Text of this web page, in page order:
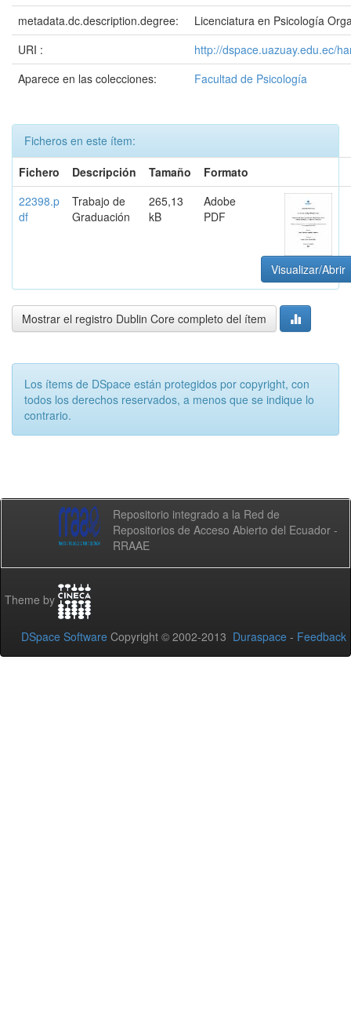
metadata.dc.description.degree:
Licenciatura en Psicología
URI :
http://dspace.uazuay.edu.ec/
Aparece en las colecciones:
Facultad de Psicología
Ficheros en este ítem:
Fichero
Descripción Tamaño
Formato
22398.p
df
Trabajo de
Graduación
265,13
kB
Adobe
PDF
Visualizar/Abrir
Mostrar el registro Dublin Core completo del ítem
Los ítems de DSpace están protegidos por copyright, con
todos los derechos reservados, a menos que se indique lo
contrario.
Repositorio integrado a la Red de
Repositorios de Acceso Abierto del Ecuador -
RRAAE
Theme by
DSpace Software Copyright © 2002-2013 Duraspace - Feedback